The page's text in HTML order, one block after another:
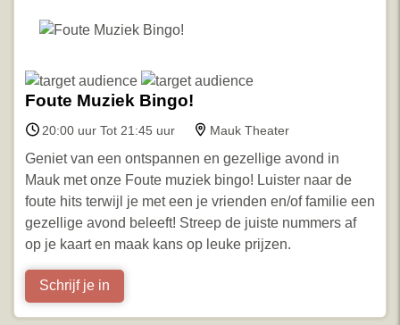
Foute Muziek Bingo!
20:00 uur Tot 21:45 uur Mauk Theater
Geniet van een ontspannen en gezellige avond in
Mauk met onze Foute muziek bingo! Luister naar de
foute hits terwijl je met een je vrienden en/of familie een
gezellige avond beleeft! Streep de juiste nummers af
op je kaart en maak kans op leuke prijzen.
Schrijf je in